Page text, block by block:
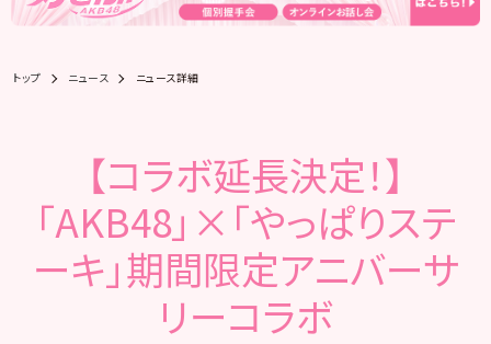
トップ ニュース ニュース詳細
【コラボ延長決定！】
「AKB48」×「やっぱりステ
ーキ」期間限定アニバーサ
リーコラボ